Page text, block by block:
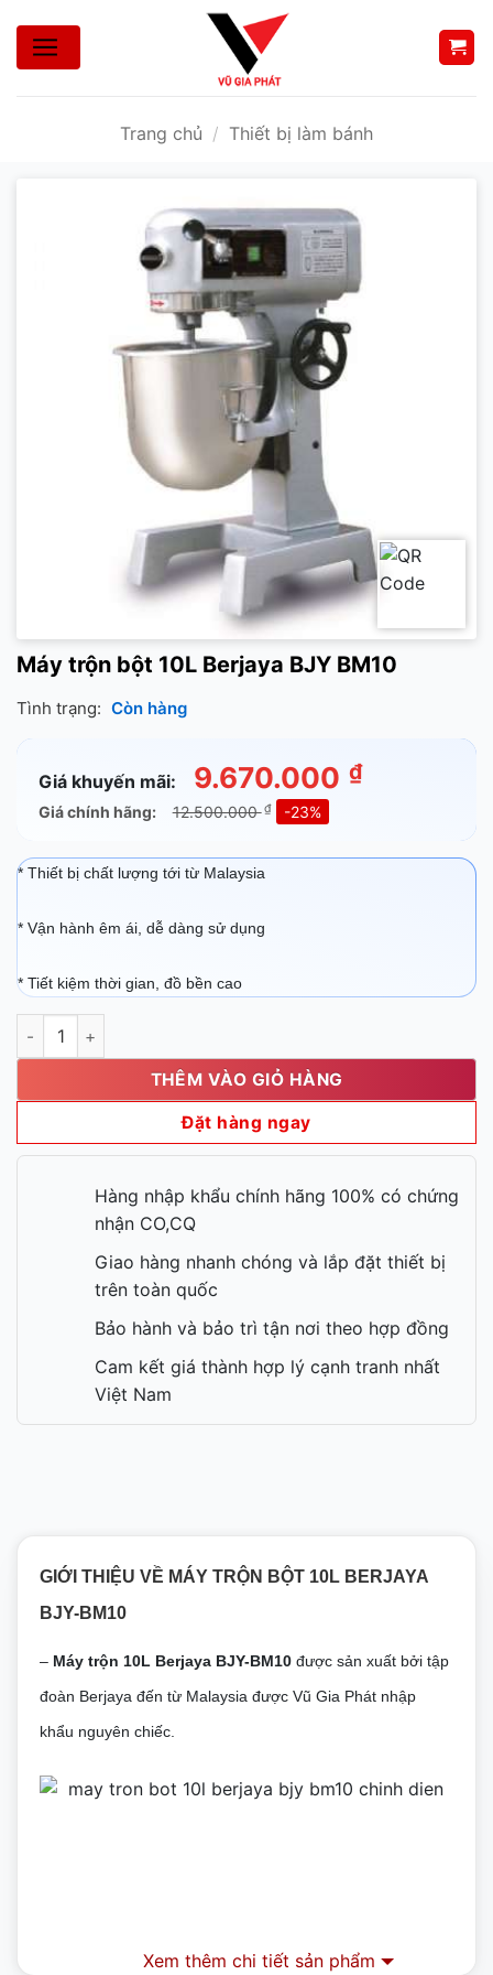
nội
Trang chủ / Thiết bị làm bánh
Máy trộn bột 10L Berjaya BJY BM10
Tình trạng: Còn hàng
Giá khuyến mãi: 9.670.000 ₫
Giá chính hãng: 12.500.000₫ -23%
* Thiết bị chất lượng tới từ Malaysia
* Vận hành êm ái, dễ dàng sử dụng
* Tiết kiệm thời gian, đồ bền cao
Máy trộn bột 10L Berjaya BJY BM10 số lượng
THÊM VÀO GIỎ HÀNG
Đặt hàng ngay
Hàng nhập khẩu chính hãng 100% có chứng
nhận CO,CQ
Giao hàng nhanh chóng và lắp đặt thiết bị
trên toàn quốc
Bảo hành và bảo trì tận nơi theo hợp đồng
Cam kết giá thành hợp lý cạnh tranh nhất
Việt Nam
GIỚI THIỆU VỀ MÁY TRỘN BỘT 10L BERJAYA
BJY-BM10
– Máy trộn 10L Berjaya BJY-BM10 được sản xuất bởi tập
đoàn Berjaya đến từ Malaysia được Vũ Gia Phát nhập
khẩu nguyên chiếc.
Xem thêm chi tiết sản phẩm